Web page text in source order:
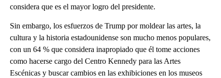
considera que es el mayor logro del presidente.
Sin embargo, los esfuerzos de Trump por moldear las artes, la
cultura y la historia estadounidense son mucho menos populares,
con un 64 % que considera inapropiado que él tome acciones
como hacerse cargo del Centro Kennedy para las Artes
Escénicas y buscar cambios en las exhibiciones en los museos